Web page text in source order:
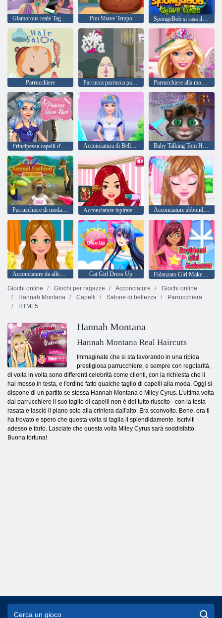
Pou Shave Tempo SpongeBob si rasa il tempo
Parrucchiere Parrucca parrucca parrucca
Principessa capelli d'argento Acconciatura di Bella Pony Baby Talking Tom Hair Salon
Parrucchiere di moda animale Acconciature ispirate ad Ariana Acconciature abbondanti per San Valentino
Cat Girl Dress Up
Fidanzato Girl Makeover
Giochi online
Giochi per ragazze Acconciature
Giochi online
Hannah Montana
Capelli Salone di bellezza
Parrucchiera
HTML5
Hannah Montana
Hannah Montana Real Haircuts
Immaginate che si sta lavorando in una ripida
prestigiosa parrucchiere, e sempre con regolarità,
di volta in volta sono differenti celebrità come clienti, con la richiesta che li
hai messo in testa, e l'ordine fatto qualche taglio di capelli alla moda. Oggi si
dispone di un partito se stessa Hannah Montana o Miley Cyrus. L'ultima volta
dal parrucchiere il suo taglio di capelli non è del tutto riuscito - con la testa
rasata e lasciò il piano solo alla criniera dall'alto. Era sconvolto. Bene, ora ti
ha trovato e spero che questa volta si taglia il splendidamente. Iscriviti
adesso e farlo. Lasciate che questa volta Miley Cyrus sarà soddisfatto.
Buona fortuna!